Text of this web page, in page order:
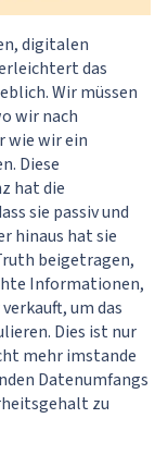
digitalen
das
Wir müssen
wir nach
wie wir ein
Diese
hat die
sie passiv und
hinaus hat sie
beigetragen,
Informationen,
um das
Dies ist nur
mehr imstande
Datenumfangs
zu